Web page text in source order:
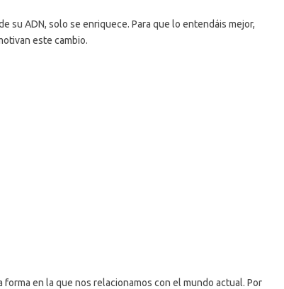
su ADN, solo se enriquece. Para que lo entendáis mejor,
este cambio.
forma en la que nos relacionamos con el mundo actual. Por